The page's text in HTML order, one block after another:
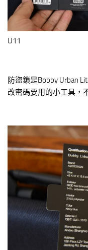
U11
防盜鎖是Bobby Urban
改密碼要用的小工具，